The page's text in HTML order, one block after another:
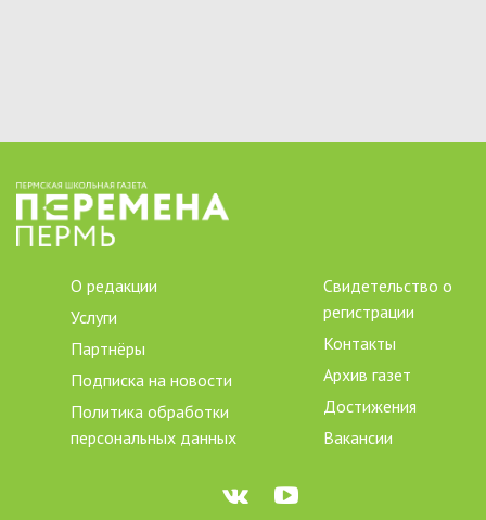
О редакции
Услуги
Партнёры
Подписка на новости
Политика обработки
персональных данных
Свидетельство о
регистрации
Контакты
Архив газет
Достижения
Вакансии